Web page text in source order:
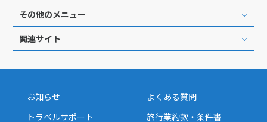
その他のメニュー
関連サイト
お知らせ
よくある質問
トラベルサポート
旅行業約款・条件書